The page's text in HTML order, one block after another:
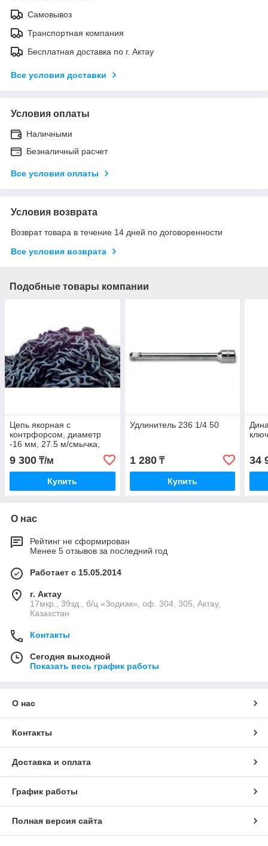
Самовывоз
Транспортная компания
Бесплатная доставка по г. Актау
Все условия доставки
Условия оплаты
Наличными
Безналичный расчет
Все условия оплаты
Условия возврата
Возврат товара в течение 14 дней по договоренности
Все условия возврата
Подобные товары компании
Цепь якорная с
контрфорсом, диаметр
-16 мм, 27.5 м/смычка,
9 300 ₸/м
Купить
Удлинитель 236 1/4 50
1 280₸
Купить
34
О нас
Рейтинг не сформирован
Менее 5 отзывов за последний год
Работает с 15.05.2014
г. Актау
17мкр., 39зд., б/ц «Зодиак», оф. 304, 305, Актау,
Казахстан
Контакты
Сегодня выходной
Показать весь график работы
О нас
Контакты
Доставка и оплата
График работы
Полная версия сайта